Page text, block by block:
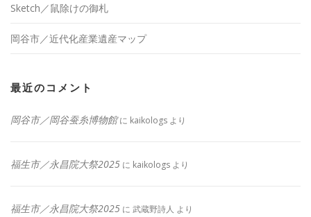
Sketch／鼠除けの御札
岡谷市／近代化産業遺産マップ
最近のコメント
岡谷市／岡谷蚕糸博物館に kaikologs より
福生市／永昌院大祭2025 に kaikologs より
福生市／永昌院大祭2025 に 武蔵野詩人 より